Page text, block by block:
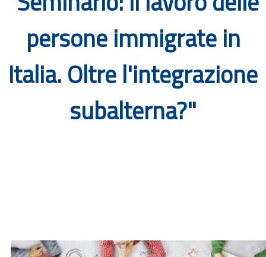
Bandi
Guide
persone immigrate in
Italia. Oltre l'integrazione
subalterna?"